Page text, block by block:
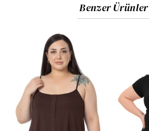
Benzer Ürünler